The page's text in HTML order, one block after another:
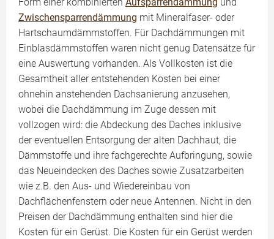
Zwischensparrendämmung mit Mineralfaser- oder
Hartschaumdämmstoffen. Für Dachdämmungen mit
Einblasdämmstoffen waren nicht genug Datensätze für
eine Auswertung vorhanden. Als Vollkosten ist die
Gesamtheit aller entstehenden Kosten bei einer
ohnehin anstehenden Dachsanierung anzusehen,
wobei die Dachdämmung im Zuge dessen mit
vollzogen wird: die Abdeckung des Daches inklusive
der eventuellen Entsorgung der alten Dachhaut, die
Dämmstoffe und ihre fachgerechte Aufbringung, sowie
das Neueindecken des Daches sowie Zusatzarbeiten
wie z.B. den Aus- und Wiedereinbau von
Dachflächenfenstern oder neue Antennen. Nicht in den
Preisen der Dachdämmung enthalten sind hier die
Kosten für ein Gerüst. Die Kosten für ein Gerüst werden